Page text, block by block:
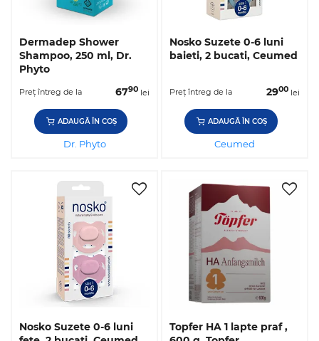
Dermadep Shower
Shampoo, 250 ml, Dr.
Phyto
Preț întreg de la 6790 lei
ADAUGĂ ÎN COȘ
Dr. Phyto
Nosko Suzete 0-6 luni
baieti, 2 bucati, Ceumed
Preț întreg de la 2900 lei
ADAUGĂ ÎN COȘ
Ceumed
Nosko Suzete 0-6 luni
Topfer HA 1 lapte praf ,